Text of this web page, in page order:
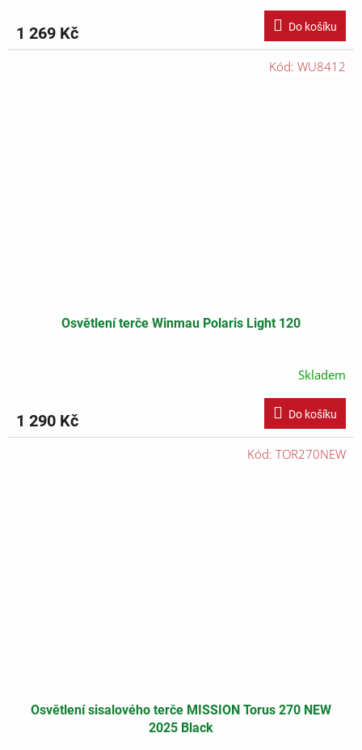
1 269 Kč Do košíku
Osvětlení terče Winmau Polaris Light 120
Skladem
1 290 Kč Do košíku
Kód: WU8412
Osvětlení sisalového terče MISSION Torus 270 NEW
2025 Black
Kód: TOR270NEW